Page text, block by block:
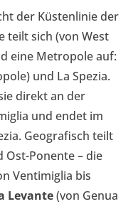
der Küstenlinie der
teilt sich (von West
eine Metropole auf:
und La Spezia.
direkt an der
und endet im
Geografisch teilt
Ost-Ponente – die
Ventimiglia bis
Levante(von Genua